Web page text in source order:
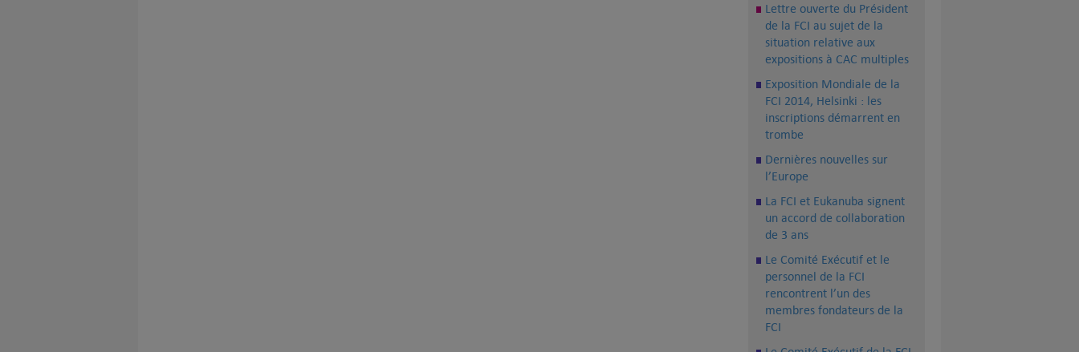
Lettre ouverte du Président
de la FCI au sujet de la
situation relative aux
expositions à CAC multiples
Exposition Mondiale de la
FCI 2014, Helsinki : les
inscriptions démarrent en
trombe
Dernières nouvelles sur
l’Europe
La FCI et Eukanuba signent
un accord de collaboration
de 3 ans
Le Comité Exécutif et le
personnel de la FCI
rencontrent l’un des
membres fondateurs de la
FCI